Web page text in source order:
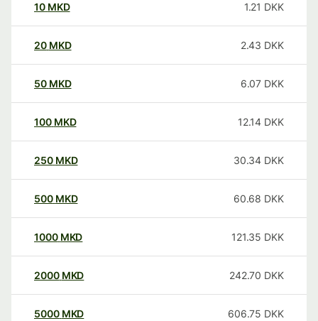
10 MKD 1.21 DKK
20 MKD 2.43 DKK
50 MKD 6.07 DKK
100 MKD 12.14 DKK
250 MKD 30.34 DKK
500 MKD 60.68 DKK
1000 MKD 121.35 DKK
2000 MKD 242.70 DKK
5000 MKD 606.75 DKK